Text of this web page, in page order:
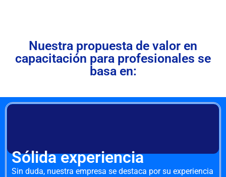
Nuestra propuesta de valor en
capacitación para profesionales se
basa en:
Sólida experiencia
Sin duda, nuestra empresa se destaca por su experiencia